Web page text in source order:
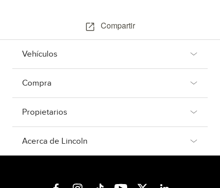
Compartir
Vehículos
Compra
Propietarios
Acerca de Lincoln